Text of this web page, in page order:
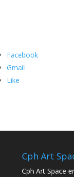
Facebook
Gmail
Like
Cph Art
Cph Art Space